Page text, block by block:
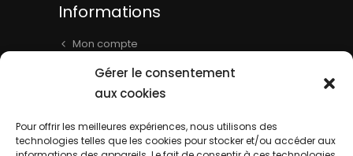
Gérer le consentement
aux cookies
Pour offrir les meilleures expériences, nous utilisons des
technologies telles que les cookies pour stocker et/ou accéder aux
Informations
Mon compte
Panier
Livraison & Informations
Conditions générales